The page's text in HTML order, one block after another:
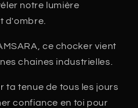
notre lumière
d'ombre.
ce chocker vient
chaines industrielles.
ta tenue de tous les jours
confiance en toi pour